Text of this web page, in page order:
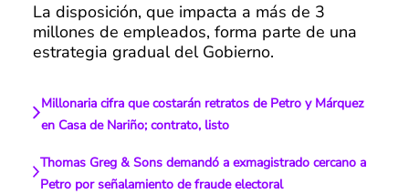
La disposición, que impacta a más de 3
millones de empleados, forma parte de una
estrategia gradual del Gobierno.
Millonaria cifra que costarán retratos de Petro y Márquez
en Casa de Nariño; contrato, listo
Thomas Greg & Sons demandó a exmagistrado cercano a
Petro por señalamiento de fraude electoral